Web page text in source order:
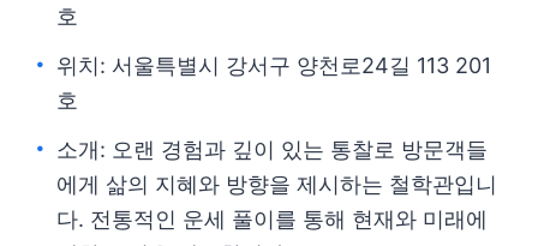
호
위치: 서울특별시 강서구 양천로24길 113 201
호
소개: 오랜 경험과 깊이 있는 통찰로 방문객들
에게 삶의 지혜와 방향을 제시하는 철학관입니
다. 전통적인 운세 풀이를 통해 현재와 미래에